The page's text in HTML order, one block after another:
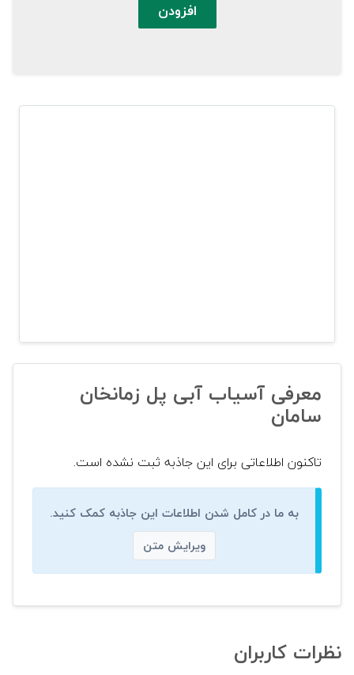
افزودن
معرفی آسیاب آبی پل زمانخان
سامان
تاکنون اطلاعاتی برای این جاذبه ثبت نشده است.
به ما در کامل شدن اطلاعات این جاذبه کمک کنید.
ویرایش متن
نظرات کاربران